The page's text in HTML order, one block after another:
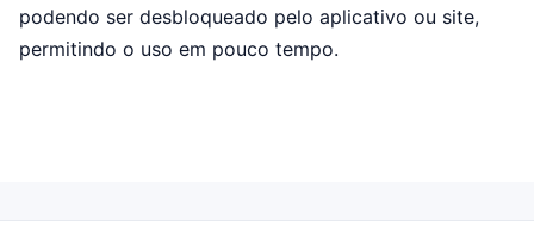
podendo ser desbloqueado pelo aplicativo ou site,
permitindo o uso em pouco tempo.